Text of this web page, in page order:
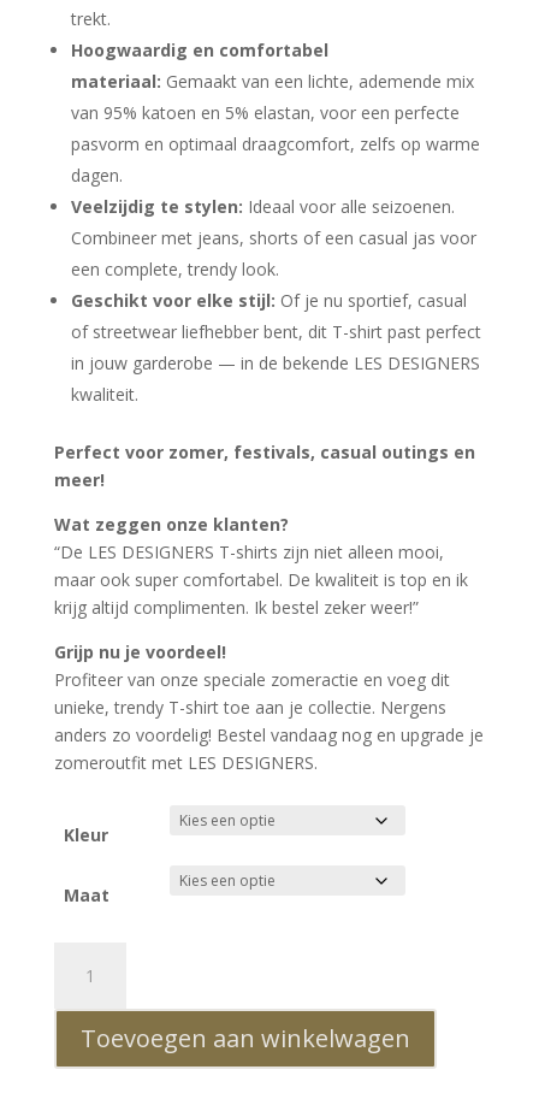
trekt.
Hoogwaardig en comfortabel
materiaal: Gemaakt van een lichte, ademende mix
van 95% katoen en 5% elastan, voor een perfecte
pasvorm en optimaal draagcomfort, zelfs op warme
dagen.
Veelzijdig te stylen: Ideaal voor alle seizoenen.
Combineer met jeans, shorts of een casual jas voor
een complete, trendy look.
Geschikt voor elke stijl: Of je nu sportief, casual
of streetwear liefhebber bent, dit T-shirt past perfect
in jouw garderobe — in de bekende LES DESIGNERS
kwaliteit.
Perfect voor zomer, festivals, casual outings en
meer!
Wat zeggen onze klanten?
“De LES DESIGNERS T-shirts zijn niet alleen mooi,
maar ook super comfortabel. De kwaliteit is top en ik
krijg altijd complimenten. Ik bestel zeker weer!”
Grijp nu je voordeel!
Profiteer van onze speciale zomeractie en voeg dit
unieke, trendy T-shirt toe aan je collectie. Nergens
anders zo voordelig! Bestel vandaag nog en upgrade je
zomeroutfit met LES DESIGNERS.
Kleur
Maat
DESIGNERS
Trendy
Ronde
Hals
Toevoegen aan winkelwagen